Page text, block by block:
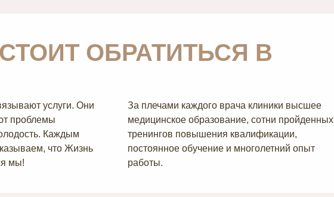
ОБРАТИТЬСЯ В
За плечами каждого врача клиники высшее
медицинское образование, сотни пройденных
тренингов повышения квалификации,
постоянное обучение и многолетний опыт
работы.
услуги. Они
проблемы
Каждым
что Жизнь
мы!